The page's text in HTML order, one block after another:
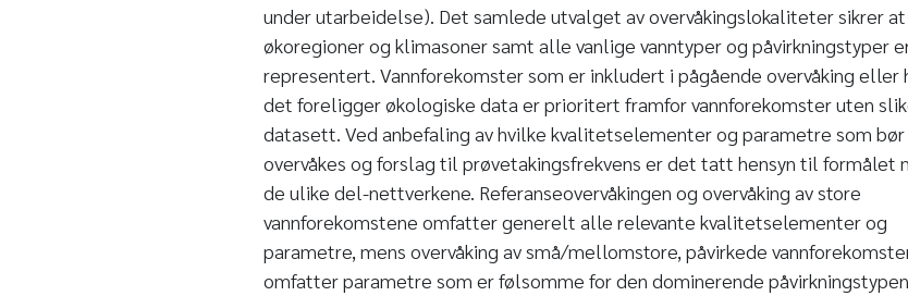
under utarbeidelse). Det samlede utvalget av overvåkingslokaliteter sikrer
økoregioner og klimasoner samt alle vanlige vanntyper og påvirkningstyper
representert. Vannforekomster som er inkludert i pågående overvåking eller
det foreligger økologiske data er prioritert framfor vannforekomster uten
datasett. Ved anbefaling av hvilke kvalitetselementer og parametre som bør
overvåkes og forslag til prøvetakingsfrekvens er det tatt hensyn til formålet
de ulike del-nettverkene. Referanseovervåkingen og overvåking av store
vannforekomstene omfatter generelt alle relevante kvalitetselementer og
parametre, mens overvåking av små/mellomstore, påvirkede
omfatter parametre som er følsomme for den dominerende